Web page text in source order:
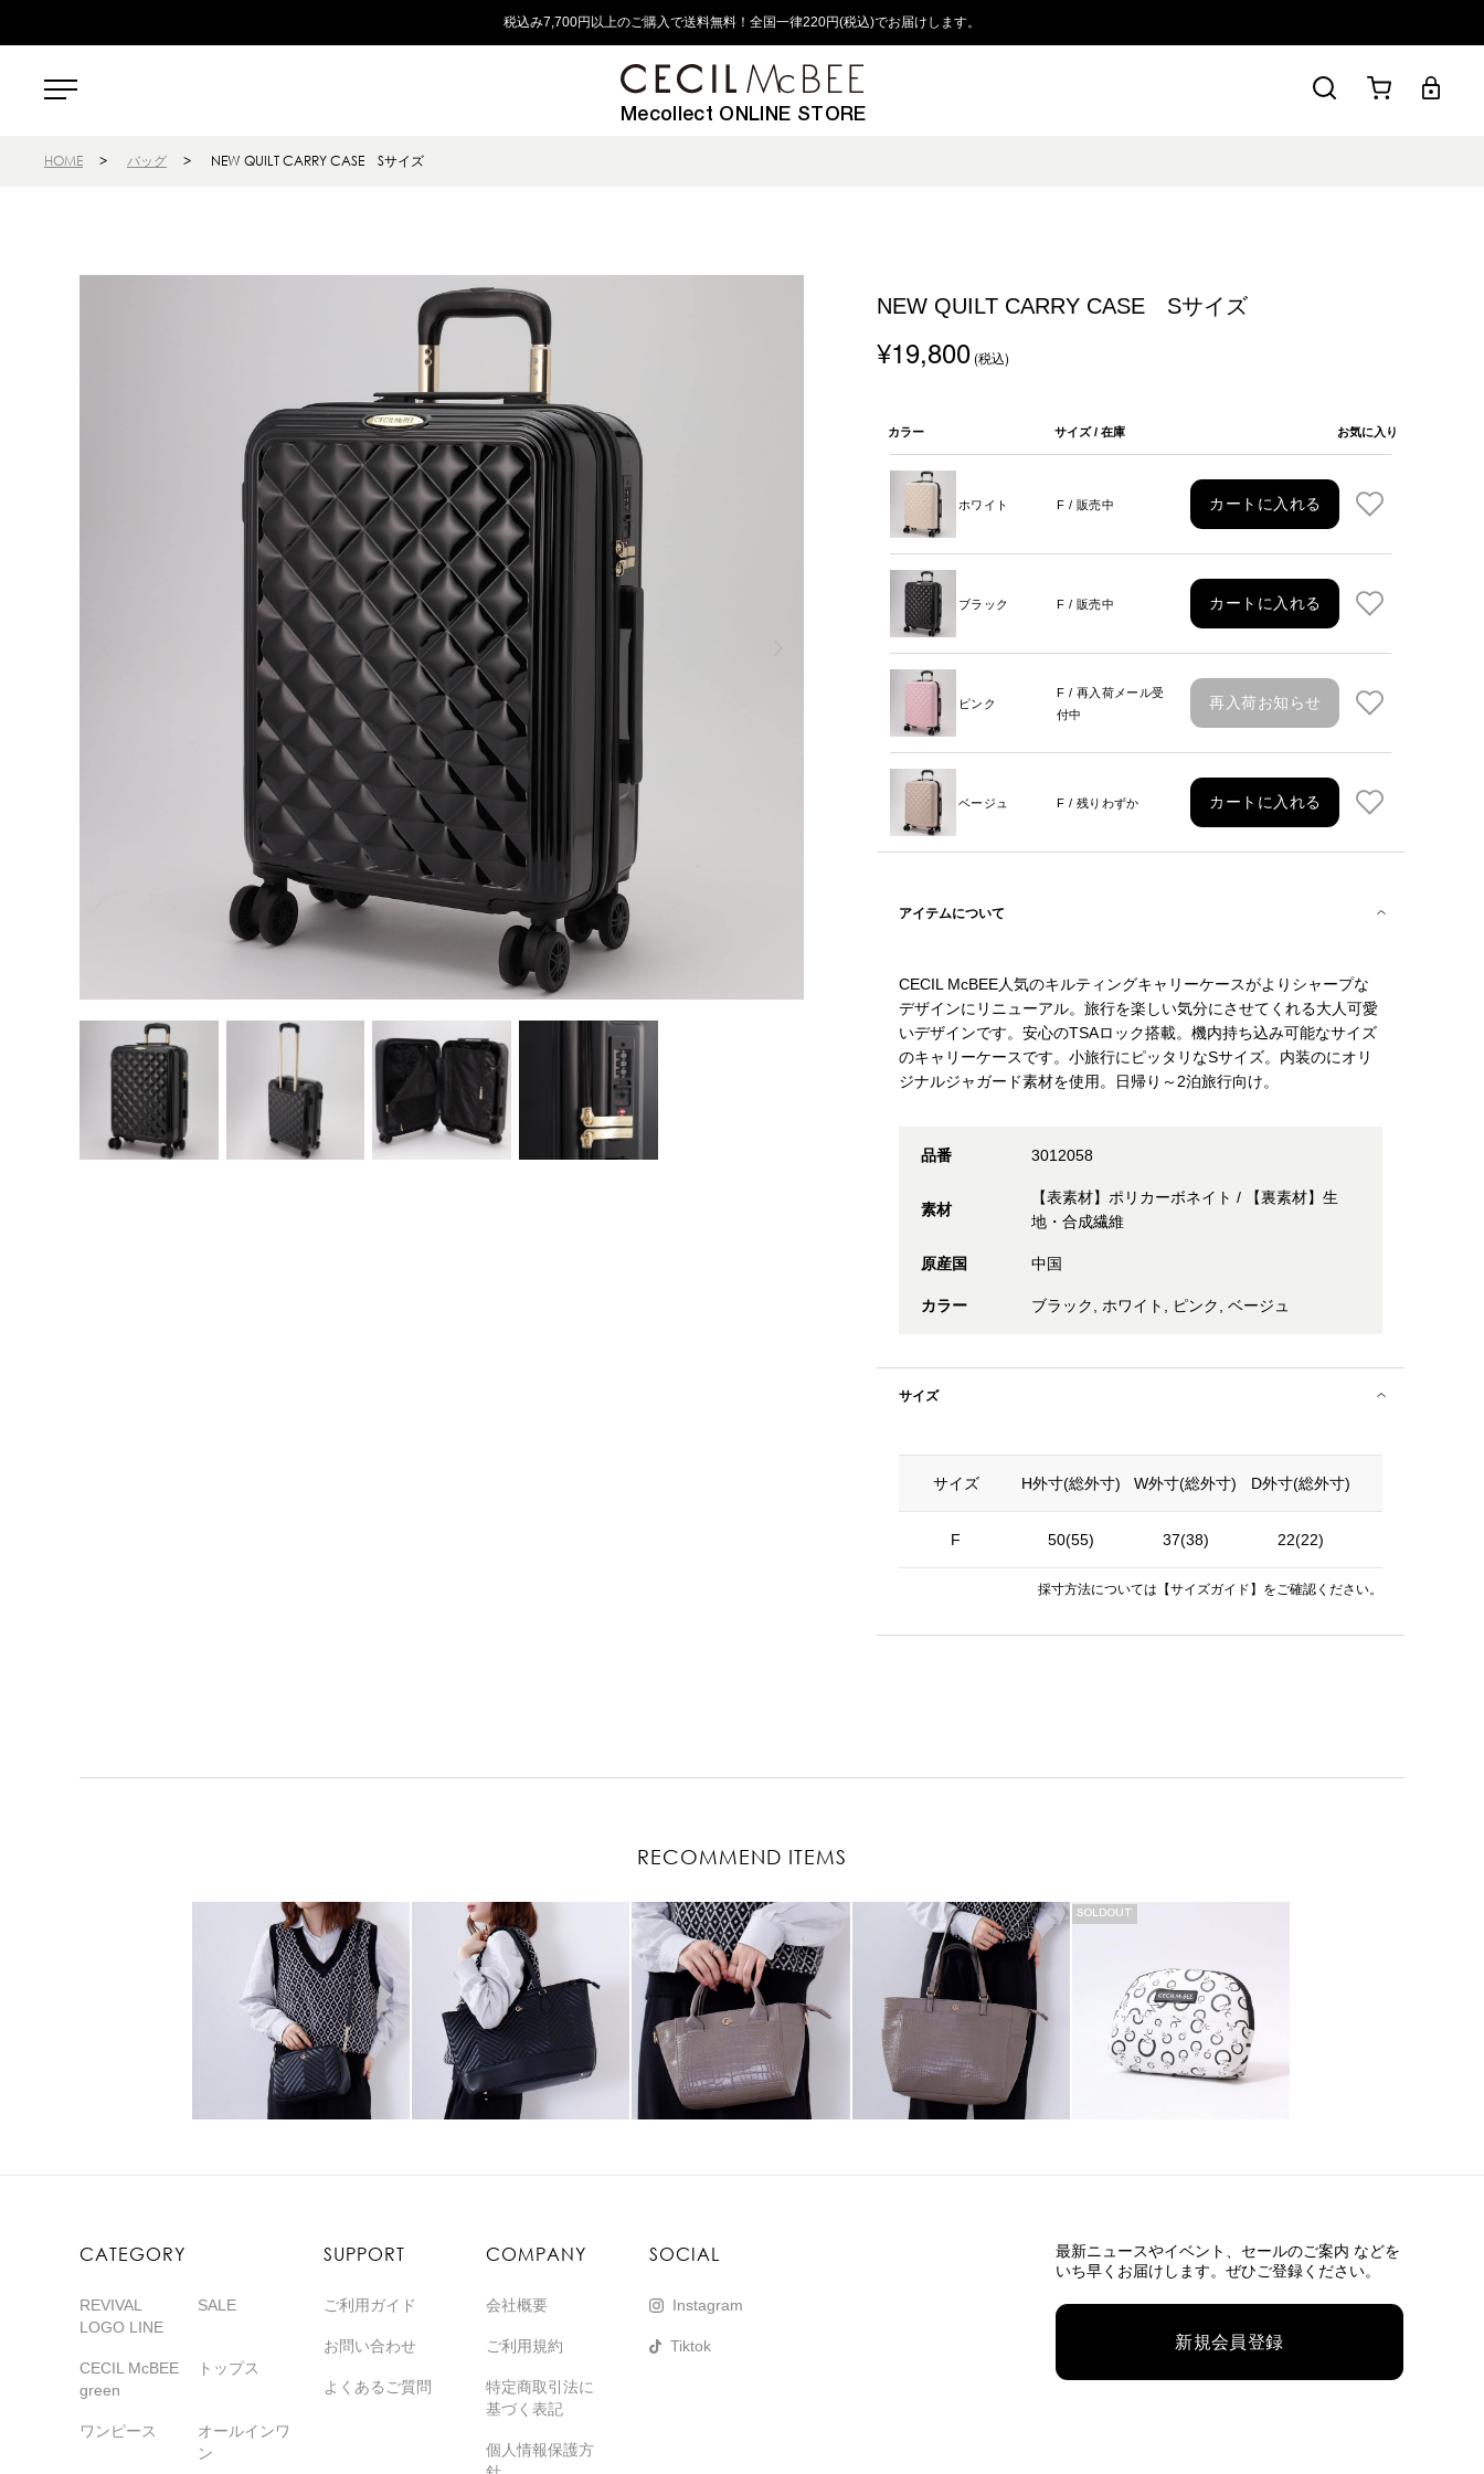
税込み7,700円以上のご購入で送料無料！全国一律220円(税込)でお届けします。
Mecollect ONLINE STORE
HOME > バッグ > NEW QUILT CARRY CASE Sサイズ
NEW QUILT CARRY CASE Sサイズ
¥19,800(税込)
カラー サイズ / 在庫 お気に入り
ホワイト F / 販売中 カートに入れる
ブラック F / 販売中 カートに入れる
ピンク
F / 再入荷メール受
付中
再入荷お知らせ
ベージュ F / 残りわずか カートに入れる
アイテムについて
CECIL McBEE人気のキルティングキャリーケースがよりシャープな
デザインにリニューアル。旅行を楽しい気分にさせてくれる大人可愛
いデザインです。安心のTSAロック搭載。機内持ち込み可能なサイズ
のキャリーケースです。小旅行にピッタリなSサイズ。内装のにオリ
ジナルジャガード素材を使用。日帰り～2泊旅行向け。
品番 3012058
素材
【表素材】ポリカーボネイト / 【裏素材】生
地・合成繊維
原産国 中国
カラー ブラック, ホワイト, ピンク, ベージュ
サイズ
サイズ
F
H外寸(総外寸) W外寸(総外寸) D外寸(総外寸)
50(55) 37(38) 22(22)
採寸方法については 【サイズガイド】 をご確認ください。
RECOMMEND ITEMS
SOLDOUT
CATEGORY
REVIVAL
LOGO LINE
SALE
CECIL McBEE
green
トップス
ワンピース
オールインワ
ン
SUPPORT
ご利用ガイド
お問い合わせ
よくあるご質問
COMPANY
会社概要
ご利用規約
特定商取引法に
基づく表記
個人情報保護方
SOCIAL
Instagram
Tiktok
最新ニュースやイベント、 セールのご案内 などを
いち早くお届けします。ぜひご登録ください。
新規会員登録